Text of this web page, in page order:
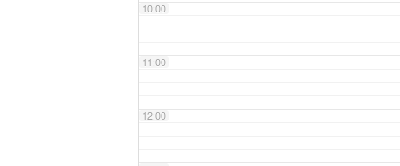
10:00
11:00
12:00